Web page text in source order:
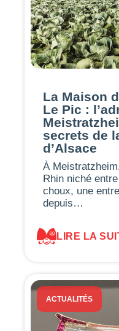
La Maison
Le Pic :
secrets de
d’Alsace
À
Rhin niché
choux, une
depuis…
LIRE LA
ACTUALITÉS